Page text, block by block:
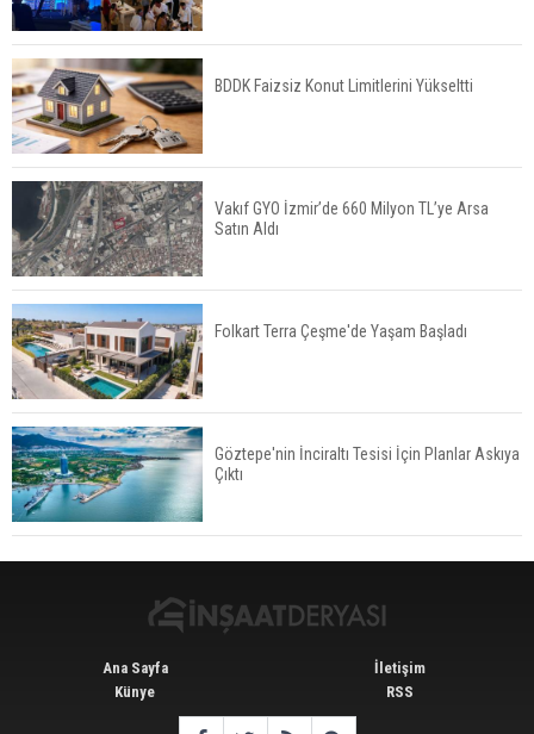
TOKİ 51 İlde 540 Konut ve İş Yerini Satışa
Sunuyor
Yatırımcıların Bina Tercihi Değişiyor: Dijital Altyapı
Öne Çıkıyor
TOKİ'nin Kiralık Sosyal Konut Modeli Kiraları
Düşürür Mü?
İkinci El Konut Fiyatları İspanya'da Bir Yılda
Yüzde 16,2 Arttı
Konut Satışları Güçlü Seyrini Korudu Yabancıya
Satış Geriledi
BDDK Faizsiz Konut Limitlerini Yükseltti
Vakıf GYO İzmir’de 660 Milyon TL’ye Arsa
Satın Aldı
Folkart Terra Çeşme'de Yaşam Başladı
Göztepe'nin İnciraltı Tesisi İçin Planlar Askıya
Çıktı
Ana Sayfa
Künye
İletişim
RSS